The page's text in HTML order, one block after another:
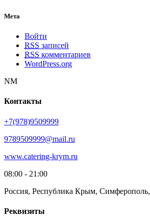
Мета
Войти
RSS записей
RSS комментариев
WordPress.org
NM
Контакты
+7(978)9509999
9789509999@mail.ru
www.catering-krym.ru
08:00 - 21:00
Россия, Республика Крым, Симферополь,
Реквизиты